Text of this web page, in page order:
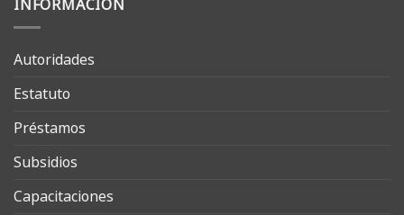
Autoridades
Estatuto
Préstamos
Subsidios
Capacitaciones